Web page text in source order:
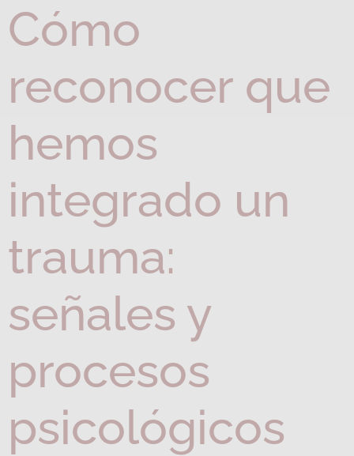
Cómo
reconocer que
hemos
integrado un
trauma:
señales y
procesos
psicológicos